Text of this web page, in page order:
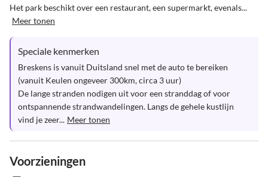
Het park beschikt over een restaurant, een supermarkt, evenals...
Meer tonen
Speciale kenmerken
Breskens is vanuit Duitsland snel met de auto te bereiken
(vanuit Keulen ongeveer 300km, circa 3 uur)
De lange stranden nodigen uit voor een stranddag of voor
ontspannende strandwandelingen. Langs de gehele kustlijn
vind je zeer... Meer tonen
Voorzieningen